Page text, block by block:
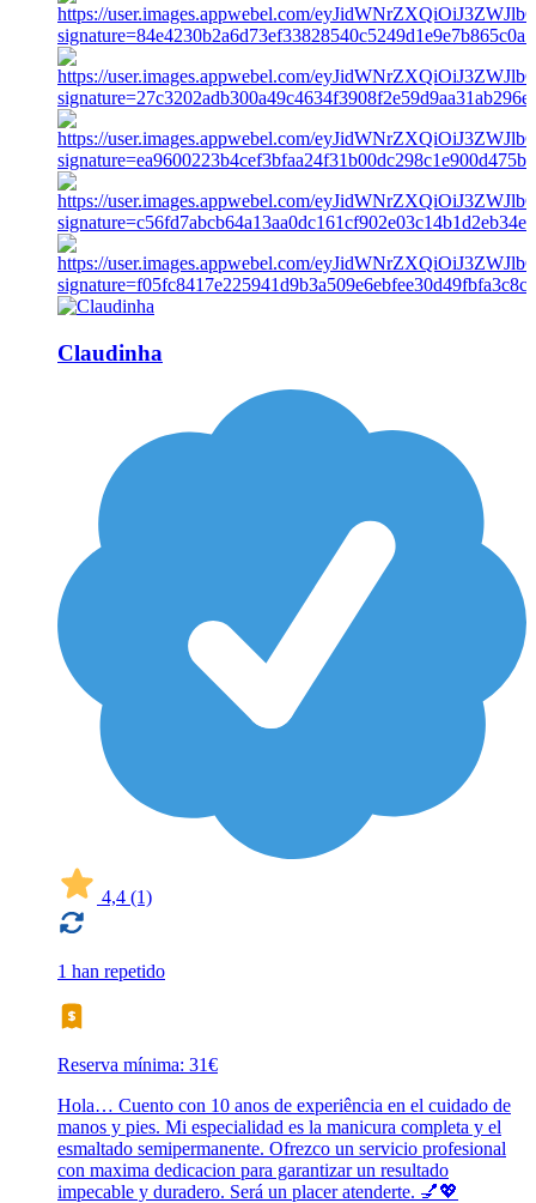
Claudinha
4,4 (1)
1 han repetido
Reserva mínima: 31€
Hola… Cuento con 10 anos de experiência en el cuidado de
manos y pies. Mi especialidad es la manicura completa y el
esmaltado semipermanente. Ofrezco un servicio profesional
con maxima dedicacion para garantizar un resultado
impecable y duradero. Será un placer atenderte. 💅💖